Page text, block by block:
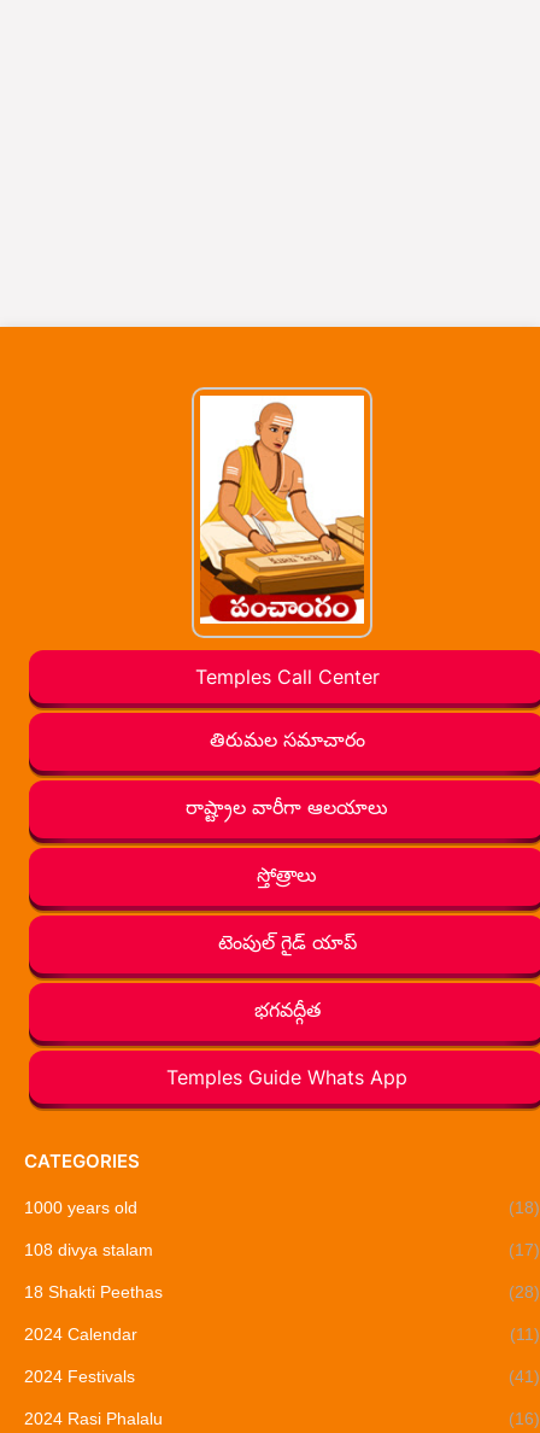
Temples Call Center
తిరుమల సమాచారం
రాష్ట్రాల వారీగా ఆలయాలు
స్తోత్రాలు
టెంపుల్ గైడ్ యాప్
భగవద్గీత
Temples Guide Whats App
CATEGORIES
1000 years old (18)
108 divya stalam (17)
18 Shakti Peethas (28)
2024 Calendar (11)
2024 Festivals (41)
2024 Rasi Phalalu (16)